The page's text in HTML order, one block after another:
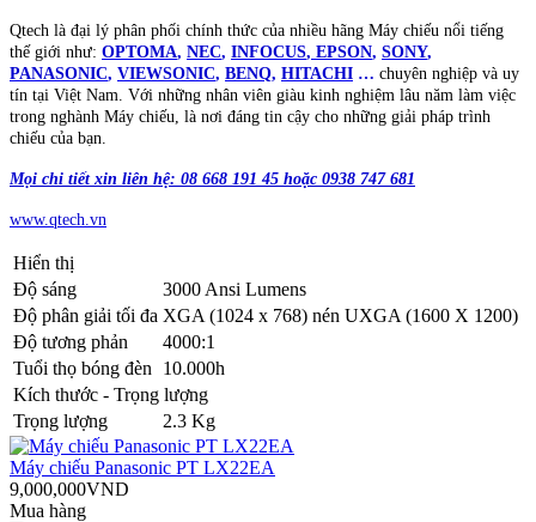
Qtech là đại lý phân phối chính thức của nhiều hãng Máy chiếu nổi tiếng
thế giới như: OPTOMA, NEC, INFOCUS, EPSON, SONY,
PANASONIC, VIEWSONIC, BENQ, HITACHI … chuyên nghiệp và uy
tín tại Việt Nam. Với những nhân viên giàu kinh nghiệm lâu năm làm việc
trong nghành Máy chiếu, là nơi đáng tin cậy cho những giải pháp trình
chiếu của bạn.
Mọi chi tiết xin liên hệ: 08 668 191 45 hoặc 0938 747 681
www.qtech.vn
Hiển thị
Độ sáng
3000 Ansi Lumens
Độ phân giải tối đa XGA (1024 x 768) nén UXGA (1600 X 1200)
Độ tương phản
4000:1
Tuổi thọ bóng đèn
10.000h
Kích thước - Trọng lượng
Trọng lượng
2.3 Kg
Máy chiếu Panasonic PT LX22EA
9,000,000VND
Mua hàng